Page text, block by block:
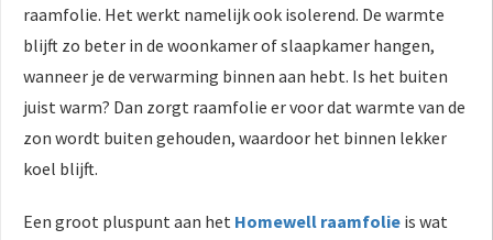
raamfolie. Het werkt namelijk ook isolerend. De warmte
blijft zo beter in de woonkamer of slaapkamer hangen,
wanneer je de verwarming binnen aan hebt. Is het buiten
juist warm? Dan zorgt raamfolie er voor dat warmte van de
zon wordt buiten gehouden, waardoor het binnen lekker
koel blijft.
Een groot pluspunt aan het Homewell raamfolie is wat